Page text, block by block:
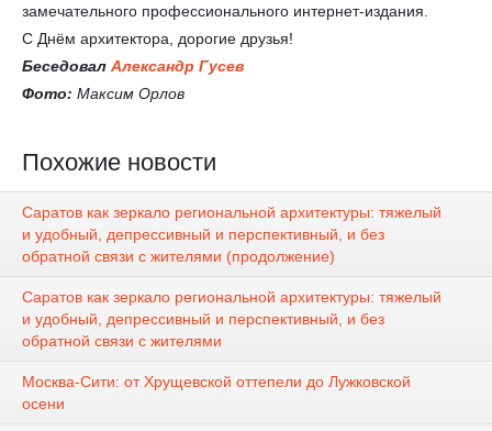
замечательного профессионального интернет-издания.
С Днём архитектора, дорогие друзья!
Беседовал Александр Гусев
Фото: Максим Орлов
Похожие новости
Саратов как зеркало региональной архитектуры: тяжелый
и удобный, депрессивный и перспективный, и без
обратной связи с жителями (продолжение)
Саратов как зеркало региональной архитектуры: тяжелый
и удобный, депрессивный и перспективный, и без
обратной связи с жителями
Москва-Сити: от Хрущевской оттепели до Лужковской
осени